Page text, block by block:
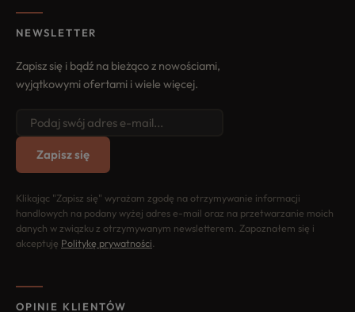
NEWSLETTER
Zapisz się i bądź na bieżąco z nowościami,
wyjątkowymi ofertami i wiele więcej.
Zapisz się
Klikając "Zapisz się" wyrażam zgodę na otrzymywanie informacji
handlowych na podany wyżej adres e-mail oraz na przetwarzanie moich
danych w związku z otrzymywanym newsletterem. Zapoznałem się i
akceptuję Politykę prywatności
OPINIE KLIENTÓW